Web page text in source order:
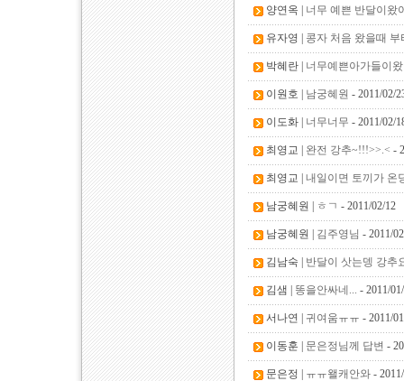
양연옥 | 너무 예쁜 반달이왔
유자영 | 콩자 처음 왔을때
박혜란 | 너무예쁜아가들이
이원호 | 남궁혜원 - 2011/02/
이도화 | 너무너무 - 2011/02/
최영교 | 완전 강추~!!!>>.< -
최영교 | 내일이면 토끼가 온
남궁혜원 | ㅎㄱ - 2011/02/12
남궁혜원 | 김주영님 - 2011/
김남숙 | 반달이 삿는뎅 강추
김샘 | 똥을안싸네... - 2011/
서나연 | 귀여움ㅠㅠ - 2011/
이동훈 | 문은정님께 답변 -
문은정 | ㅠㅠ왤캐안와 -